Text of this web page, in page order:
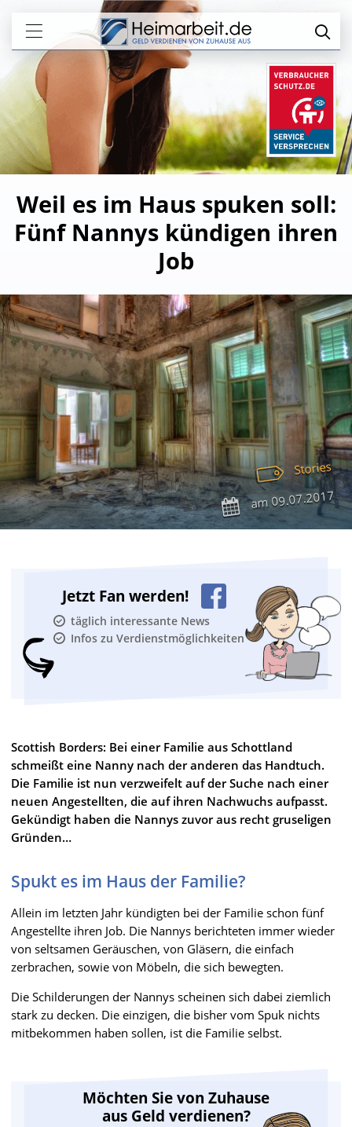
Weil es im Haus spuken soll:
Fünf Nannys kündigen ihren
Job
Stories
am09.07.2017
Jetzt Fan werden!
täglich interessante News
Infos zu Verdienstmöglichkeiten
Scottish Borders: Bei einer Familie aus Schottland
schmeißt eine Nanny nach der anderen das Handtuch.
Die Familie ist nun verzweifelt auf der Suche nach einer
neuen Angestellten, die auf ihren Nachwuchs aufpasst.
Gekündigt haben die Nannys zuvor aus recht gruseligen
Gründen…
Spukt es im Haus der Familie?
Allein im letzten Jahr kündigten bei der Familie schon fünf
Angestellte ihren Job. Die Nannys berichteten immer wieder
von seltsamen Geräuschen, von Gläsern, die einfach
zerbrachen, sowie von Möbeln, die sich bewegten.
Die Schilderungen der Nannys scheinen sich dabei ziemlich
stark zu decken. Die einzigen, die bisher vom Spuk nichts
mitbekommen haben sollen, ist die Familie selbst.
Möchten Sie von Zuhause
aus Geld verdienen?